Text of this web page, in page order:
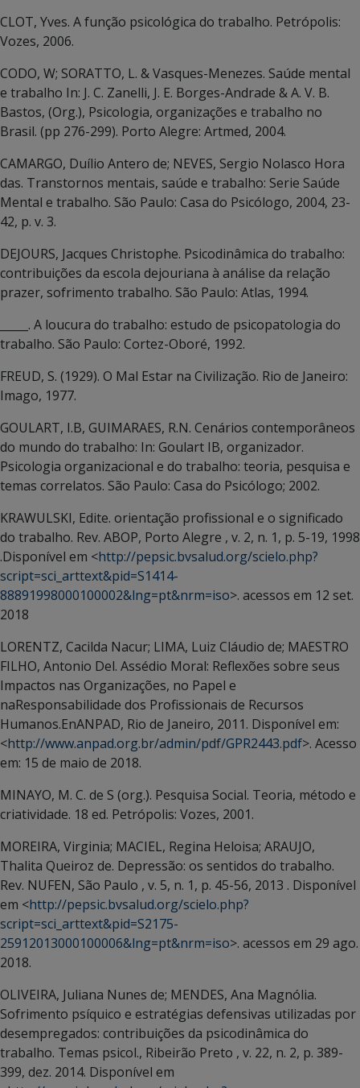
CLOT, Yves. A função psicológica do trabalho. Petrópolis:
Vozes, 2006.
CODO, W; SORATTO, L. & Vasques-Menezes. Saúde mental
e trabalho In: J. C. Zanelli, J. E. Borges-Andrade & A. V. B.
Bastos, (Org.), Psicologia, organizações e trabalho no
Brasil. (pp 276-299). Porto Alegre: Artmed, 2004.
CAMARGO, Duílio Antero de; NEVES, Sergio Nolasco Hora
das. Transtornos mentais, saúde e trabalho: Serie Saúde
Mental e trabalho. São Paulo: Casa do Psicólogo, 2004, 23-
42, p. v. 3.
DEJOURS, Jacques Christophe. Psicodinâmica do trabalho:
contribuições da escola dejouriana à análise da relação
prazer, sofrimento trabalho. São Paulo: Atlas, 1994.
­­_____. A loucura do trabalho: estudo de psicopatologia do
trabalho. São Paulo: Cortez-Oboré, 1992.
FREUD, S. (1929). O Mal Estar na Civilização. Rio de Janeiro:
Imago, 1977.
GOULART, I.B, GUIMARAES, R.N. Cenários contemporâneos
do mundo do trabalho: In: Goulart IB, organizador.
Psicologia organizacional e do trabalho: teoria, pesquisa e
temas correlatos. São Paulo: Casa do Psicólogo; 2002.
KRAWULSKI, Edite. orientação profissional e o significado
do trabalho. Rev. ABOP, Porto Alegre , v. 2, n. 1, p. 5-19, 1998
.Disponível em <http://pepsic.bvsalud.org/scielo.php?
script=sci_arttext&pid=S1414-
88891998000100002&lng=pt&nrm=iso>. acessos em 12 set.
2018
LORENTZ, Cacilda Nacur; LIMA, Luiz Cláudio de; MAESTRO
FILHO, Antonio Del. Assédio Moral: Reflexões sobre seus
Impactos nas Organizações, no Papel e
naResponsabilidade dos Profissionais de Recursos
Humanos.EnANPAD, Rio de Janeiro, 2011. Disponível em:
<http://www.anpad.org.br/admin/pdf/GPR2443.pdf>. Acesso
em: 15 de maio de 2018.
MINAYO, M. C. de S (org.). Pesquisa Social. Teoria, método e
criatividade. 18 ed. Petrópolis: Vozes, 2001.
MOREIRA, Virginia; MACIEL, Regina Heloisa; ARAUJO,
Thalita Queiroz de. Depressão: os sentidos do trabalho.
Rev. NUFEN, São Paulo , v. 5, n. 1, p. 45-56, 2013 . Disponível
em <http://pepsic.bvsalud.org/scielo.php?
script=sci_arttext&pid=S2175-
25912013000100006&lng=pt&nrm=iso>. acessos em 29 ago.
2018.
OLIVEIRA, Juliana Nunes de; MENDES, Ana Magnólia.
Sofrimento psíquico e estratégias defensivas utilizadas por
desempregados: contribuições da psicodinâmica do
trabalho. Temas psicol., Ribeirão Preto , v. 22, n. 2, p. 389-
399, dez. 2014. Disponível em